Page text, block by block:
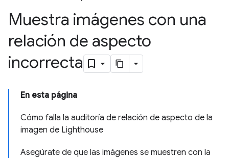
Muestra imágenes con una
relación de aspecto
incorrecta
En esta página
Cómo falla la auditoría de relación de aspecto de la
imagen de Lighthouse
Asegúrate de que las imágenes se muestren con la